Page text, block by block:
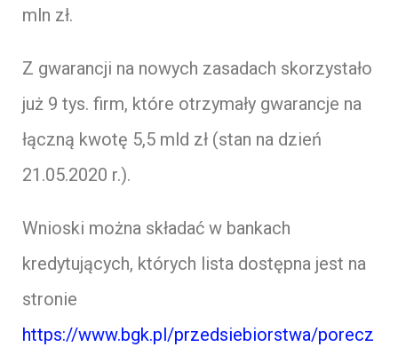
mln zł.
Z gwarancji na nowych zasadach skorzystało
już 9 tys. firm, które otrzymały gwarancje na
łączną kwotę 5,5 mld zł (stan na dzień
21.05.2020 r.).
Wnioski można składać w bankach
kredytujących, których lista dostępna jest na
stronie
https://www.bgk.pl/przedsiebiorstwa/porecz